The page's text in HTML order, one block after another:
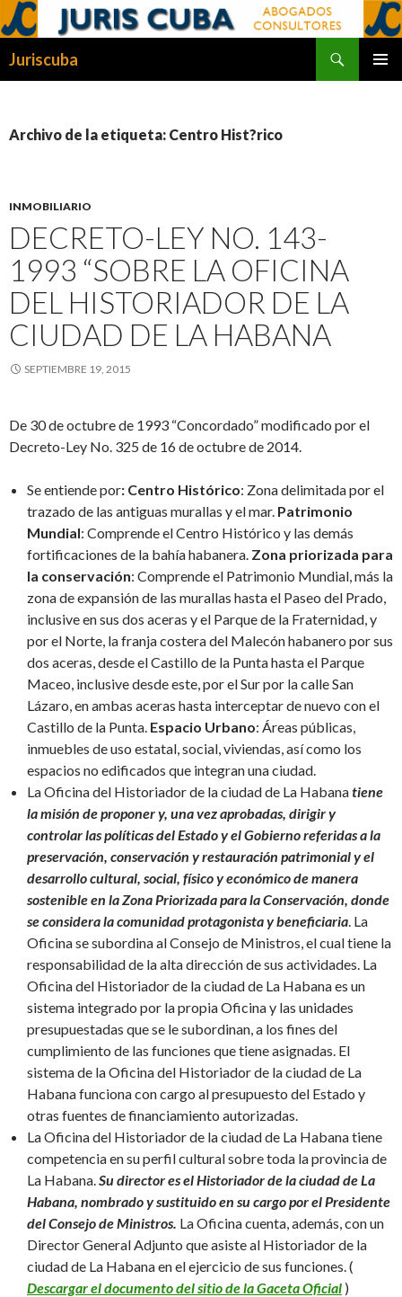
Juriscuba
Archivo de la etiqueta: Centro Hist?rico
INMOBILIARIO
DECRETO-LEY NO. 143-
1993 “SOBRE LA OFICINA
DEL HISTORIADOR DE LA
CIUDAD DE LA HABANA
SEPTIEMBRE 19, 2015
De 30 de octubre de 1993 “Concordado” modificado por el
Decreto-Ley No. 325 de 16 de octubre de 2014.
Se entiende por: Centro Histórico: Zona delimitada por el
trazado de las antiguas murallas y el mar. Patrimonio
Mundial: Comprende el Centro Histórico y las demás
fortificaciones de la bahía habanera. Zona priorizada para
la conservación: Comprende el Patrimonio Mundial, más la
zona de expansión de las murallas hasta el Paseo del Prado,
inclusive en sus dos aceras y el Parque de la Fraternidad, y
por el Norte, la franja costera del Malecón habanero por sus
dos aceras, desde el Castillo de la Punta hasta el Parque
Maceo, inclusive desde este, por el Sur por la calle San
Lázaro, en ambas aceras hasta interceptar de nuevo con el
Castillo de la Punta. Espacio Urbano: Áreas públicas,
inmuebles de uso estatal, social, viviendas, así como los
espacios no edificados que integran una ciudad.
La Oficina del Historiador de la ciudad de La Habanatiene
la misión de proponery, una vez aprobadas, dirigir y
controlar las políticas del Estado y el Gobierno referidas a la
preservación, conservación y restauración patrimonial y el
desarrollo cultural, social, físico y económico de manera
sostenible en la Zona Priorizada para la Conservación, donde
se considera la comunidad protagonista y beneficiaria . La
Oficina se subordina al Consejo de Ministros, el cual tiene la
responsabilidad de la alta dirección de sus actividades. La
Oficina del Historiador de la ciudad de La Habana es un
sistema integrado por la propia Oficina y las unidades
presupuestadas que se le subordinan, a los fines del
cumplimiento de las funciones que tiene asignadas. El
sistema de la Oficina del Historiador de la ciudad de La
Habana funciona con cargo al presupuesto del Estado y
otras fuentes de financiamiento autorizadas.
La Oficina del Historiador de la ciudad de La Habana tiene
competencia en su perfil cultural sobre toda la provincia de
La Habana. Su director es el Historiador de la ciudad de La
Habana, nombrado y sustituido en su cargo por el Presidente
del Consejo de Ministros. La Oficina cuenta, además, con un
Director General Adjunto que asiste al Historiador de la
ciudad de La Habana en el ejercicio de sus funciones. (
Descargar el documento del sitio de la Gaceta Oficial )